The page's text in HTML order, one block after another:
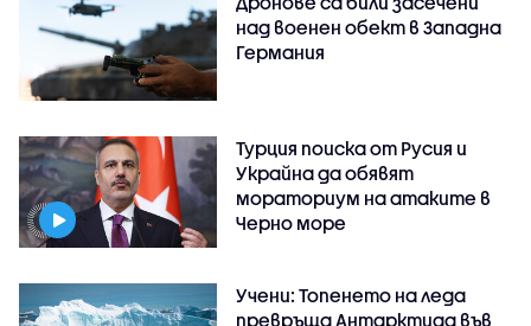
над военен обект в Западна
Германия
Турция поиска от Русия и
Украйна да обявят
мораториум на атаките в
Черно море
Учени: Топенето на леда
превръща Антарктида във